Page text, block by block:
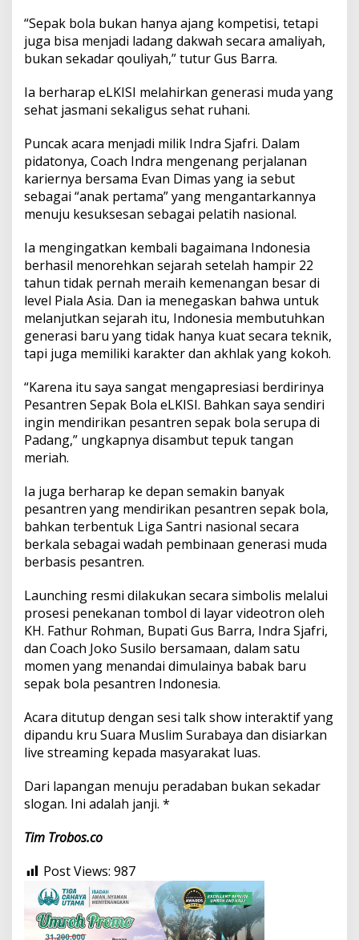
“Sepak bola bukan hanya ajang kompetisi, tetapi
juga bisa menjadi ladang dakwah secara amaliyah,
bukan sekadar qouliyah,” tutur Gus Barra.
Ia berharap eLKISI melahirkan generasi muda yang
sehat jasmani sekaligus sehat ruhani.
Puncak acara menjadi milik Indra Sjafri. Dalam
pidatonya, Coach Indra mengenang perjalanan
kariernya bersama Evan Dimas yang ia sebut
sebagai “anak pertama” yang mengantarkannya
menuju kesuksesan sebagai pelatih nasional.
Ia mengingatkan kembali bagaimana Indonesia
berhasil menorehkan sejarah setelah hampir 22
tahun tidak pernah meraih kemenangan besar di
level Piala Asia. Dan ia menegaskan bahwa untuk
melanjutkan sejarah itu, Indonesia membutuhkan
generasi baru yang tidak hanya kuat secara teknik,
tapi juga memiliki karakter dan akhlak yang kokoh.
“Karena itu saya sangat mengapresiasi berdirinya
Pesantren Sepak Bola eLKISI. Bahkan saya sendiri
ingin mendirikan pesantren sepak bola serupa di
Padang,” ungkapnya disambut tepuk tangan
meriah.
Ia juga berharap ke depan semakin banyak
pesantren yang mendirikan pesantren sepak bola,
bahkan terbentuk Liga Santri nasional secara
berkala sebagai wadah pembinaan generasi muda
berbasis pesantren.
Launching resmi dilakukan secara simbolis melalui
prosesi penekanan tombol di layar videotron oleh
KH. Fathur Rohman, Bupati Gus Barra, Indra Sjafri,
dan Coach Joko Susilo bersamaan, dalam satu
momen yang menandai dimulainya babak baru
sepak bola pesantren Indonesia.
Acara ditutup dengan sesi talk show interaktif yang
dipandu kru Suara Muslim Surabaya dan disiarkan
live streaming kepada masyarakat luas.
Dari lapangan menuju peradaban bukan sekadar
slogan. Ini adalah janji. *
Tim Trobos.co
Post Views: 987